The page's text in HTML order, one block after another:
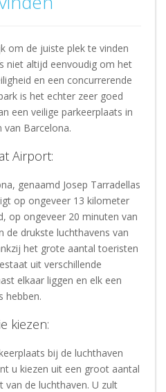
om de juiste plek te vinden
niet altijd eenvoudig om het
en een concurrerende
is het echter zeer goed
een veilige parkeerplaats in
van Barcelona.
Airport:
genaamd Josep Tarradellas
op ongeveer 13 kilometer
op ongeveer 20 minuten van
de drukste luchthavens van
het grote aantal toeristen
uit verschillende
elkaar liggen en elk een
hebben.
kiezen:
bij de luchthaven
u kiezen uit een groot aantal
van de luchthaven. U zult